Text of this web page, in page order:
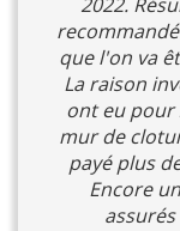
que l'on va
La raison
ont eu pour
mur de
payé plus
Encore